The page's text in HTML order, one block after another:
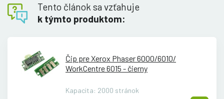
Tento článok sa vzťahuje
k týmto produktom:
Čip pre Xerox Phaser 6000/6010/
WorkCentre 6015 - čierny
Kapacita: 2000 stránok